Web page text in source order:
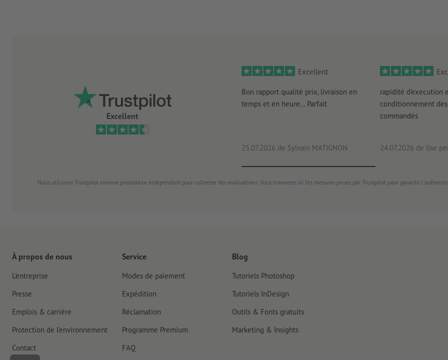
Excellent
Excellent
Bon rapport qualité prix, livraison en
temps et en heure... Parfait
25.07.2026 de Sylvain MATIGNON
rapidité d'execution
conditionnement
commandés
24.07.2026 de lise
Nous utilisons Trustpilot comme prestataire indépendant pour collecter des évaluations. Vous trouverez ici les mesures prises par Trustpilot pour garantir
À propos de nous
L'entreprise
Presse
Emplois & carrière
Protection de l'environnement
Contact
Service
Modes de paiement
Expédition
Réclamation
Programme Premium
FAQ
Blog
Tutoriels Photoshop
Tutoriels InDesign
Outils & Fonts gratuits
Marketing & Insights